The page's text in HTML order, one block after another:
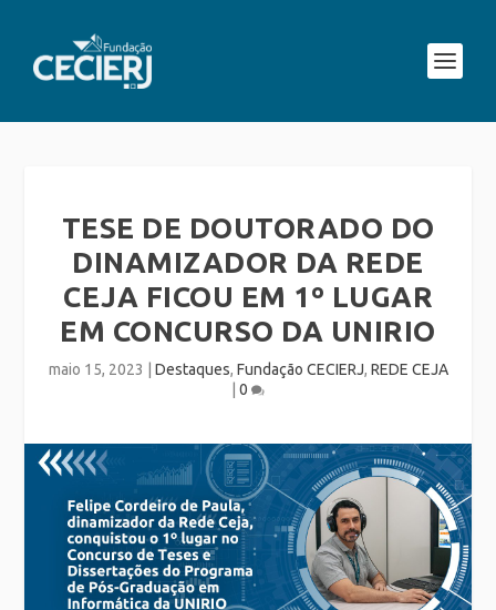
TESE DE DOUTORADO DO
DINAMIZADOR DA REDE
CEJA FICOU EM 1º LUGAR
EM CONCURSO DA UNIRIO
maio 15, 2023 Destaques, Fundação CECIERJ, REDE CEJA
0